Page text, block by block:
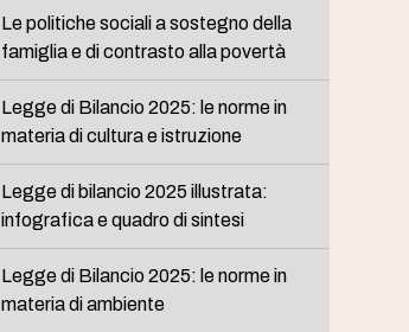
Le politiche sociali a sostegno della
famiglia e di contrasto alla povertà
Legge di Bilancio 2025: le norme in
materia di cultura e istruzione
Legge di bilancio 2025 illustrata:
infografica e quadro di sintesi
Legge di Bilancio 2025: le norme in
materia di ambiente